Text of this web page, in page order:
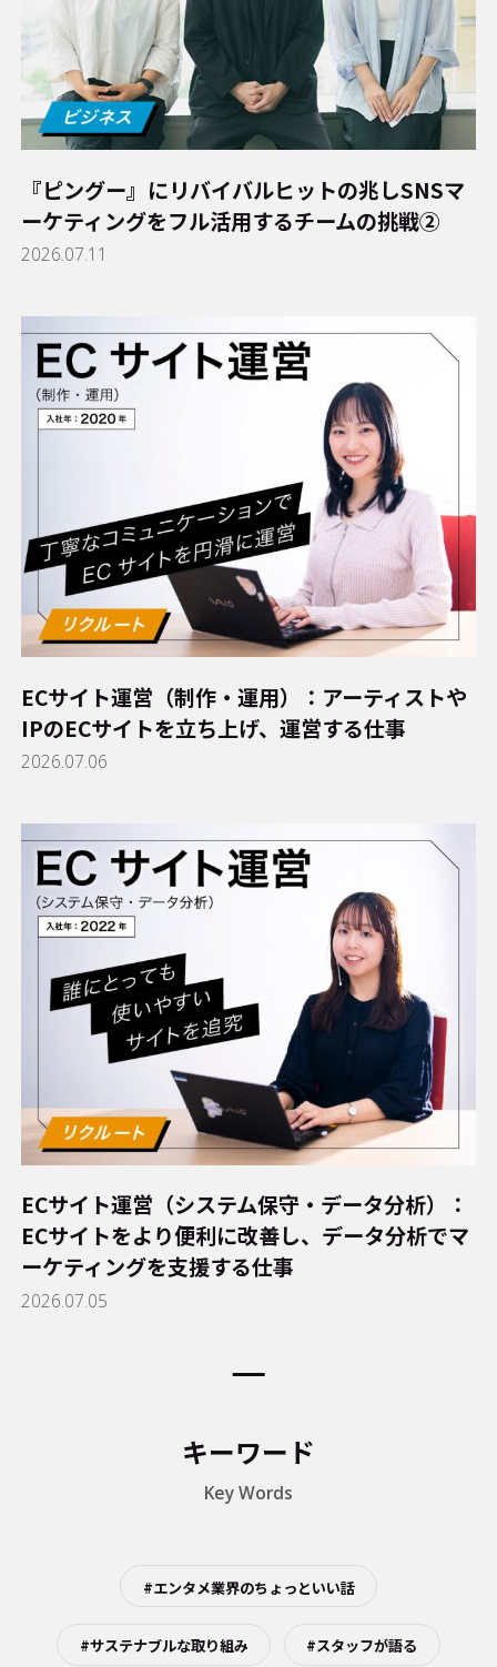
『ピングー』にリバイバルヒットの兆し――SNSマ
ーケティングをフル活用するチームの挑戦②
2026.07.11
ECサイト運営（制作・運用）：アーティストや
IPのECサイトを立ち上げ、運営する仕事
2026.07.06
ECサイト運営（システム保守・データ分析）：
ECサイトをより便利に改善し、データ分析でマ
ーケティングを支援する仕事
2026.07.05
キーワード
Key Words
#エンタメ業界のちょっといい話
#サステナブルな取り組み #スタッフが語る